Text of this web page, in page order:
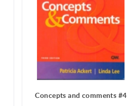
Concepts and comments #4